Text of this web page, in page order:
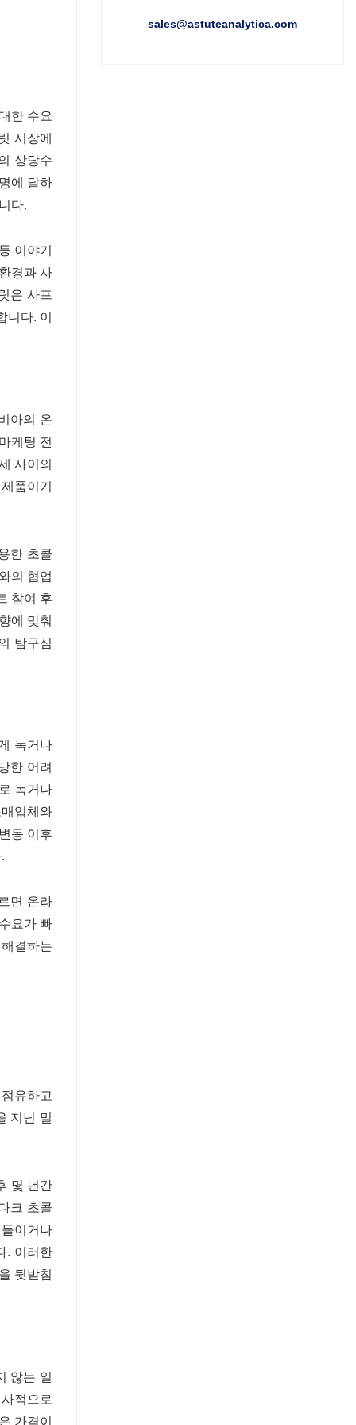
한 수요
시장에
상당수
에 달하
다.
이야기
경과 사
은 사프
다. 이
아의 온
케팅 전
사이의
품이기
한 초콜
의 협업
참여 후
에 맞춰
탐구심
녹거나
한 어려
녹거나
업체와
동 이후
면 온라
요가 빠
결하는
유하고
지닌 밀
몇 년간
크 초콜
이거나
. 이러한
뒷받침
않는 일
적으로
가격이
sales@astuteanalytica.com